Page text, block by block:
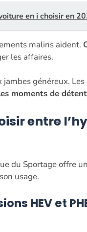
en i choisir en
malins aident.
les affaires.
généreux.
moments de
entre
du Sportage offre
usage.
HEVet